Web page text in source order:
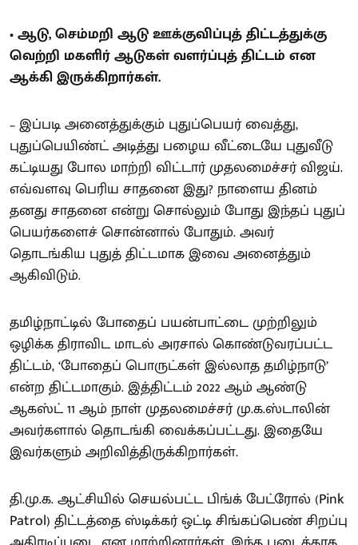
• ஆடு, செம்மறி ஆடு ஊக்குவிப்புத் திட்டத்துக்கு
வெற்றி மகளிர் ஆடுகள் வளர்ப்புத் திட்டம் என
ஆக்கி இருக்கிறார்கள்.
– இப்படி அனைத்துக்கும் புதுப்பெயர் வைத்து,
புதுப்பெயிண்ட் அடித்து பழைய வீட்டையே புதுவீடு
கட்டியது போல மாற்றி விட்டார் முதலமைச்சர் விஜய்.
எவ்வளவு பெரிய சாதனை இது? நாளைய தினம்
தனது சாதனை என்று சொல்லும் போது இந்தப் புதுப்
பெயர்களைச் சொன்னால் போதும். அவர்
தொடங்கிய புதுத் திட்டமாக இவை அனைத்தும்
ஆகிவிடும்.
தமிழ்நாட்டில் போதைப் பயன்பாட்டை முற்றிலும்
ஒழிக்க திராவிட மாடல் அரசால் கொண்டுவரப்பட்ட
திட்டம், ‘போதைப் பொருட்கள் இல்லாத தமிழ்நாடு’
என்ற திட்டமாகும். இத்திட்டம் 2022 ஆம் ஆண்டு
ஆகஸ்ட் 11 ஆம் நாள் முதலமைச்சர் மு.க.ஸ்டாலின்
அவர்களால் தொடங்கி வைக்கப்பட்டது. இதையே
இவர்களும் அறிவித்திருக்கிறார்கள்.
தி.மு.க. ஆட்சியில் செயல்பட்ட பிங்க் பேட்ரோல் (Pink
Patrol) திட்டத்தை ஸ்டிக்கர் ஒட்டி சிங்கப்பெண் சிறப்பு